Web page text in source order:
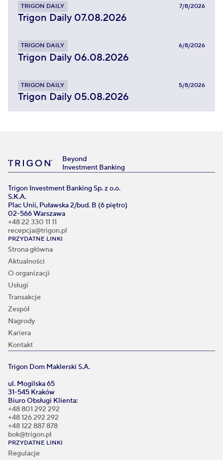
TRIGON DAILY 7/8/2026
Trigon Daily 07.08.2026
TRIGON DAILY 6/8/2026
Trigon Daily 06.08.2026
TRIGON DAILY 5/8/2026
Trigon Daily 05.08.2026
Beyond
Investment Banking
Trigon Investment Banking Sp. z o.o.
S.K.A.
Plac Unii, Puławska 2/bud. B (6 piętro)
02-566 Warszawa
+48 22 330 11 11
recepcja@trigon.pl
PRZYDATNE LINKI
Strona główna
Aktualności
O organizacji
Usługi
Transakcje
Zespół
Nagrody
Kariera
Kontakt
Trigon Dom Maklerski S.A.
ul. Mogilska 65
31-545 Kraków
Biuro Obsługi Klienta:
+48 801 292 292
+48 126 292 292
+48 122 887 878
bok@trigon.pl
PRZYDATNE LINKI
Regulacje